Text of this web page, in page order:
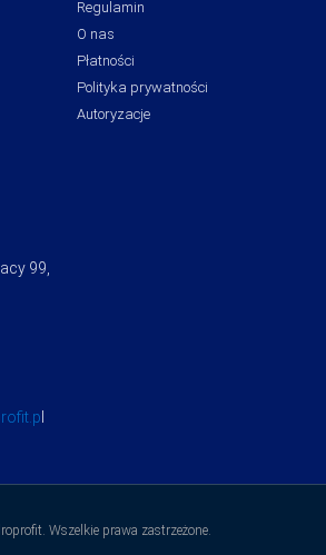
Regulamin
O nas
Płatności
Polityka prywatności
Autoryzacje
99,
Wszelkie prawa zastrzeżone.